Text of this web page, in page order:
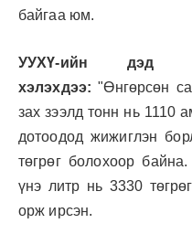
байгаа юм.
УУХҮ-ийн дэд
хэлэхдээ:"Өнгөрсөн
зах зээлд тонн нь 1110
дотоодод жижиглэн
төгрөг болохоор
үнэ литр нь 3330
орж ирсэн.